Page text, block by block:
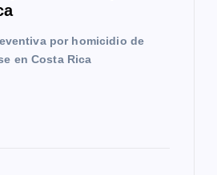
por homicidio de
en Costa Rica